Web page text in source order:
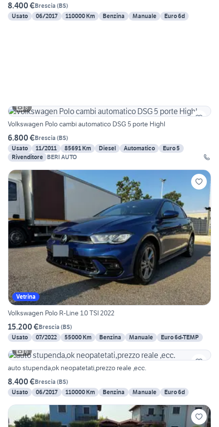
8.400 €Brescia (BS)
Usato
06/2017 110000 Km Benzina Manuale Euro 6d
8
Volkswagen Polo cambi automatico DSG 5 porte Highl
6.800 €Brescia (BS)
Usato
11/2011 85691 Km Diesel Automatico
Euro 5
Rivenditore BERI AUTO
Vetrina
Volkswagen Polo R-Line 1.0 TSI 2022
15.200 €Brescia (BS)
Usato
07/2022 55000 Km Benzina Manuale
Euro 6d-TEMP
6
auto stupenda,ok neopatetati,prezzo reale ,ecc.
8.400 €Brescia (BS)
Usato
06/2017 110000 Km Benzina Manuale Euro 6d